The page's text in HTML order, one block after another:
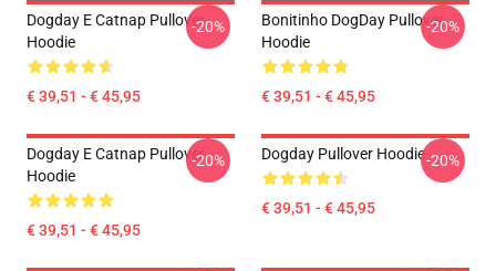
Dogday E Catnap Pullover
Hoodie
€ 39,51 - € 45,95
-20%
Bonitinho DogDay Pullover
Hoodie
€ 39,51 - € 45,95
-20%
Dogday E Catnap Pullover
Hoodie
€ 39,51 - € 45,95
-20% Dogday Pullover Hoodie
€ 39,51 - € 45,95
-20%